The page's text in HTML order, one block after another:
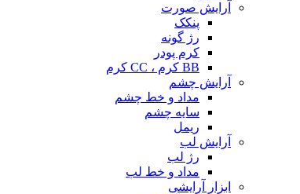
آرایش صورت
پنکک
رژ گونه
کرم پودر
BB کرم ، CC کرم
آرایش چشم
مداد و خط چشم
سایه چشم
ریمل
آرایش لب
رژ لب
مداد و خط لب
ابزار آرایشی